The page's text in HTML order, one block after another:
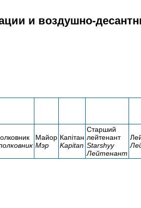
и воздушно-
Майор
Мэр
Капітан
Kapitan
Старший
лейтенант
Starshyy
Лейтенант